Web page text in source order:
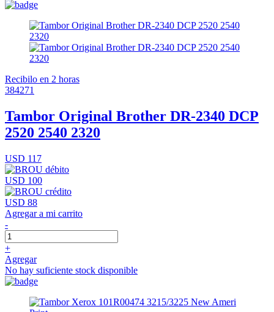
Recibilo en 2 horas
384271
Tambor Original Brother DR-2340 DCP
2520 2540 2320
USD 117
USD 100
USD 88
Agregar a mi carrito
-
+
Agregar
No hay suficiente stock disponible